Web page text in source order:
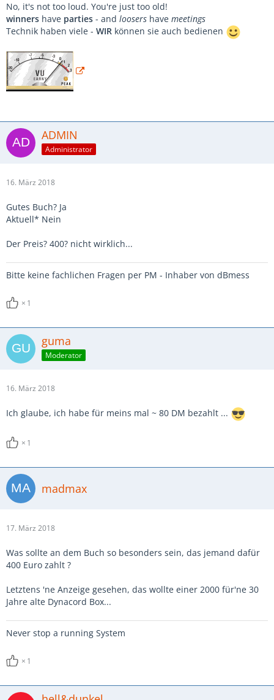
No, it's not too loud. You're just too old!
winners have parties - and loosers have meetings
Technik haben viele - WIR können sie auch bedienen
ADMIN
Administrator
16. März 2018
Gutes Buch? Ja
Aktuell* Nein
Der Preis? 400? nicht wirklich...
Bitte keine fachlichen Fragen per PM - Inhaber von dBmess
1
guma
Moderator
16. März 2018
Ich glaube, ich habe für meins mal ~ 80 DM bezahlt ...
1
madmax
17. März 2018
Was sollte an dem Buch so besonders sein, das jemand dafür
400 Euro zahlt ?
Letztens 'ne Anzeige gesehen, das wollte einer 2000 für'ne 30
Jahre alte Dynacord Box...
Never stop a running System
1